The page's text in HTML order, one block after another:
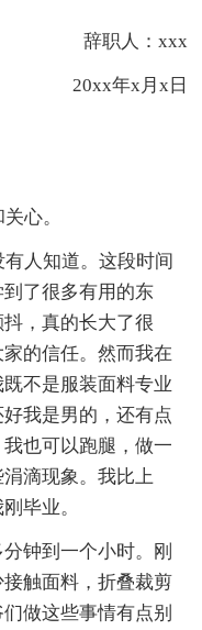
辞职人：xxx
20xx年x月x日
心。
人知道。这段时间
了很多有用的东
，真的长大了很
的信任。然而我在
不是服装面料专业
我是男的，还有点
也可以跑腿，做一
滴现象。我比上
毕业。
钟到一个小时。刚
触面料，折叠裁剪
做这些事情有点别